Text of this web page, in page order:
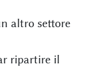
altro settore
ripartire il